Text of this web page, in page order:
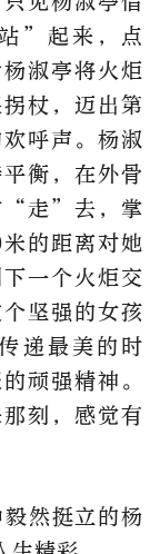
”起来，点
淑亭将火炬
杖，迈出第
呼声。杨淑
衡，在外骨
“走”去，掌
的距离对她
一个火炬交
坚强的女孩
递最美的时
顽强精神。
刻，感觉有
然挺立的杨